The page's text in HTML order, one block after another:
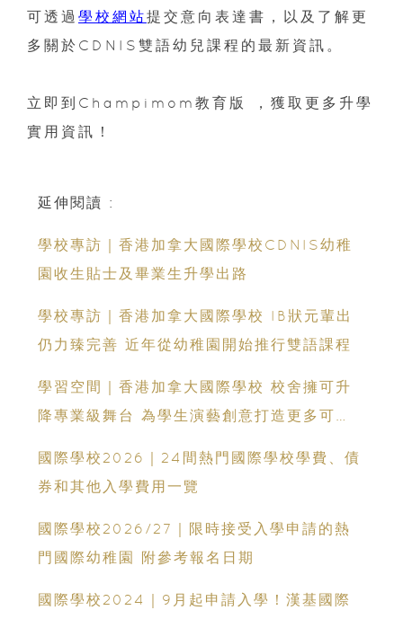
可透過 學校網站提交意向表達書，以及了解更
多關於CDNIS雙語幼兒課程的最新資訊。
立即到Champimom教育版 ，獲取更多升學
實用資訊！
延伸閱讀 :
學校專訪｜香港加拿大國際學校CDNIS幼稚
園收生貼士及畢業生升學出路
學校專訪｜香港加拿大國際學校 IB狀元輩出
仍力臻完善 近年從幼稚園開始推行雙語課程
學習空間｜香港加拿大國際學校 校舍擁可升
降專業級舞台 為學生演藝創意打造更多可
國際學校2026｜24間熱門國際學校學費、債
券和其他入學費用一覽
國際學校2026/27｜限時接受入學申請的熱
門國際幼稚園 附參考報名日期
國際學校2024｜9月起申請入學！漢基國際